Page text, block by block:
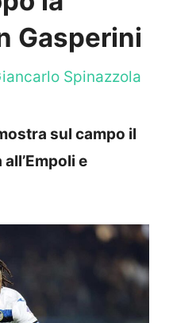
Gasperini
Spinazzola
sul campo il
e